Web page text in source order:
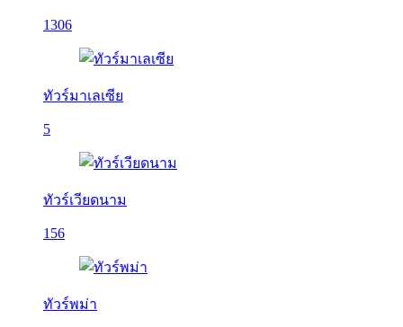
1306
ทัวร์มาเลเซีย
5
ทัวร์เวียดนาม
156
ทัวร์พม่า